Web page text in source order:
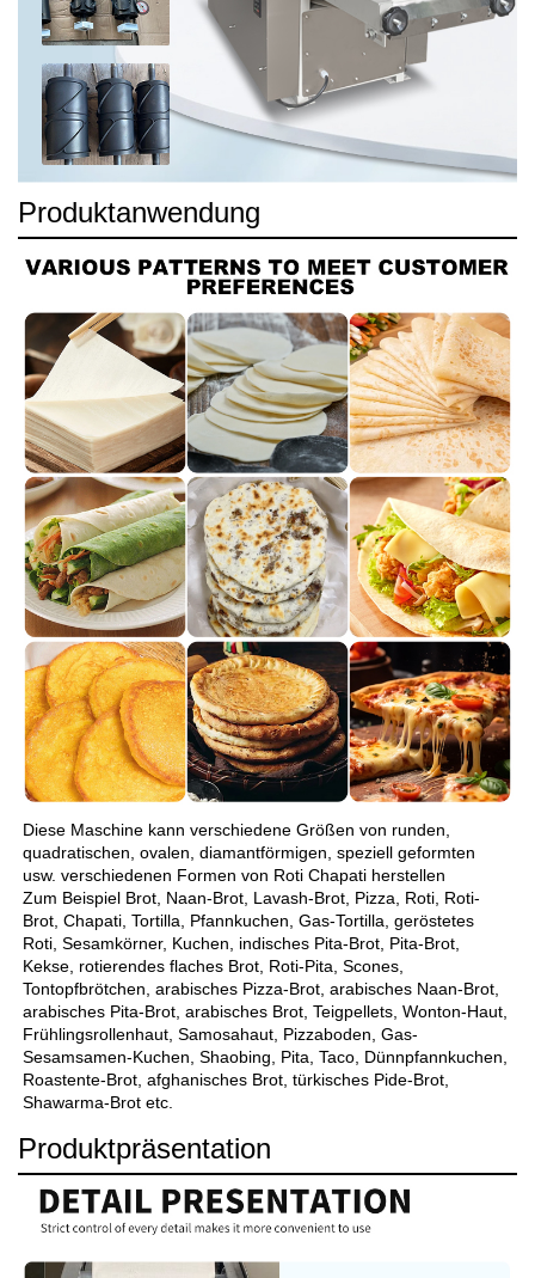
Produktanwendung
Diese Maschine kann verschiedene Größen von runden,
quadratischen, ovalen, diamantförmigen, speziell geformten
usw. verschiedenen Formen von Roti Chapati herstellen
Zum Beispiel Brot, Naan-Brot, Lavash-Brot, Pizza, Roti, Roti-
Brot, Chapati, Tortilla, Pfannkuchen, Gas-Tortilla, geröstetes
Roti, Sesamkörner, Kuchen, indisches Pita-Brot, Pita-Brot,
Kekse, rotierendes flaches Brot, Roti-Pita, Scones,
Tontopfbrötchen, arabisches Pizza-Brot, arabisches Naan-Brot,
arabisches Pita-Brot, arabisches Brot, Teigpellets, Wonton-Haut,
Frühlingsrollenhaut, Samosahaut, Pizzaboden, Gas-
Sesamsamen-Kuchen, Shaobing, Pita, Taco, Dünnpfannkuchen,
Roastente-Brot, afghanisches Brot, türkisches Pide-Brot,
Shawarma-Brot etc.
Produktpräsentation